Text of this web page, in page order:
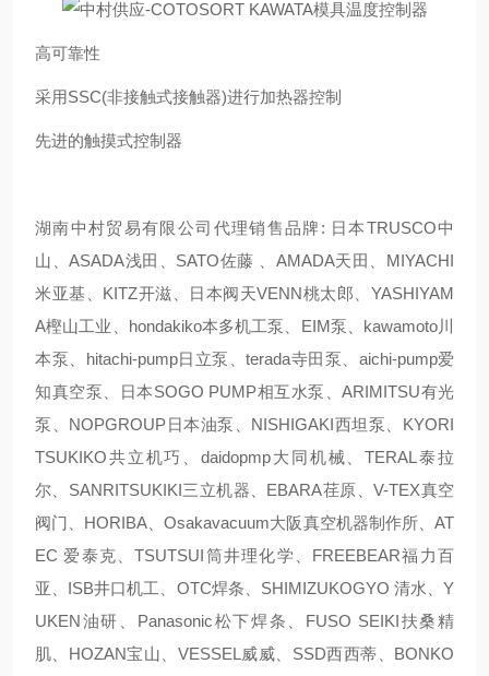
高可靠性
采用SSC(非接触式接触器)进行加热器控制
先进的触摸式控制器
湖南中村贸易有限公司代理销售品牌: 日本TRUSCO中
山、ASADA浅田、SATO佐藤 、AMADA天田、MIYACHI
米亚基、KITZ开滋、日本阀天VENN桃太郎、YASHIYAM
A樫山工业、hondakiko本多机工泵、EIM泵、kawamoto川
本泵、hitachi-pump日立泵、terada寺田泵、aichi-pump爱
知真空泵、日本SOGO PUMP相互水泵、ARIMITSU有光
泵、NOPGROUP日本油泵、NISHIGAKI西坦泵、KYORI
TSUKIKO共立机巧、daidopmp大同机械、TERAL泰拉
尔、SANRITSUKIKI三立机器、EBARA荏原、V-TEX真空
阀门、HORIBA、Osakavacuum大阪真空机器制作所、AT
EC 爱泰克、TSUTSUI筒井理化学、FREEBEAR福力百
亚、ISB井口机工、OTC焊条、SHIMIZUKOGYO 清水、Y
UKEN油研、Panasonic松下焊条、FUSO SEIKI扶桑精
肌、HOZAN宝山、VESSEL威威、SSD西西蒂、BONKO